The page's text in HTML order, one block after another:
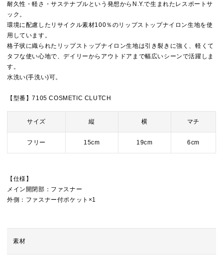
耐久性・軽さ・サステナブルという発想からN.Y.で生まれたレスポートサ
ック。
環境に配慮したリサイクル素材100％のリップストップナイロン生地を使
用しています。
格子状に織られたリップストップナイロン生地は引き裂きに強く、軽くて
タフな使い心地で、デイリーからアウトドアまで幅広いシーンで活躍しま
す。
水洗い(手洗い)可。
【型番】7105 COSMETIC CLUTCH
サイズ 縦 横 マチ
フリー 15cm 19cm 6cm
【仕様】
メイン開閉部：ファスナー
外側：ファスナー付ポケット×1
素材